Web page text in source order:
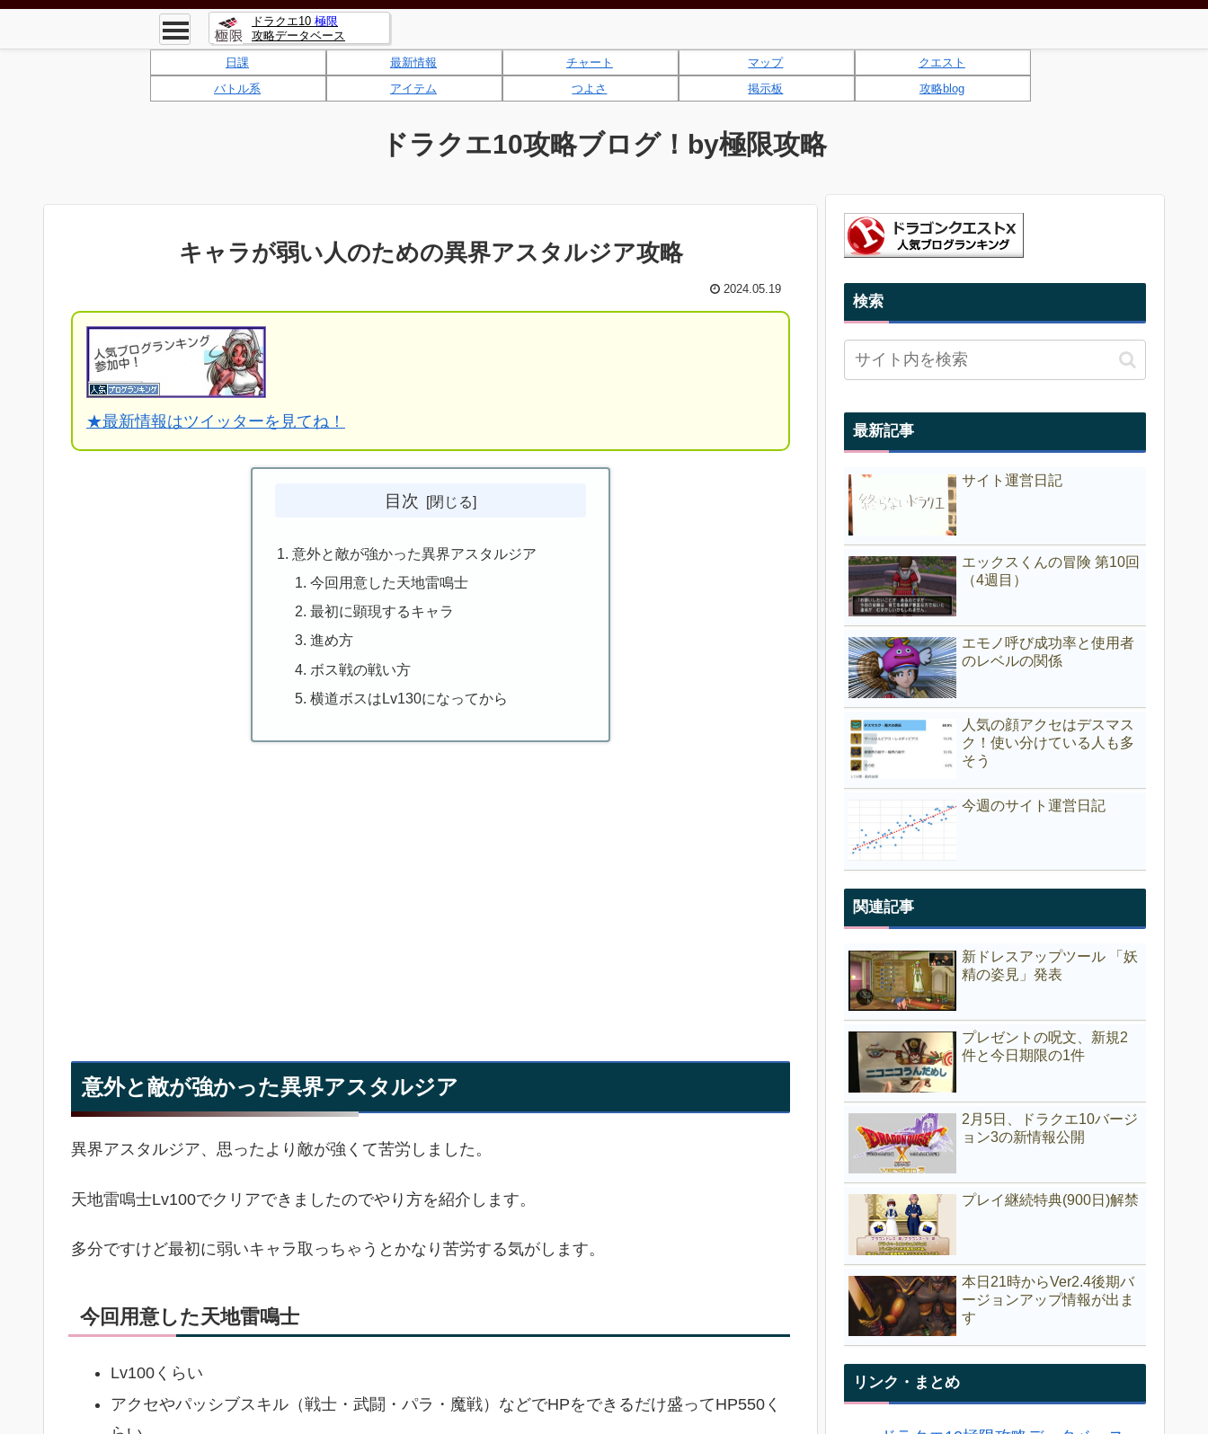
ドラクエ10 極限
攻略データベース
日課
最新情報 チャート マップ
クエスト
バトル系
アイテム つよさ 掲示板 攻略blog
ドラクエ10攻略ブログ！by極限攻略
キャラが弱い人のための異界アスタルジア攻略
2024.05.19
★最新情報はツイッターを見てね！
目次
意外と敵が強かった異界アスタルジア
今回用意した天地雷鳴士
最初に顕現するキャラ
進め方
ボス戦の戦い方
横道ボスはLv130になってから
意外と敵が強かった異界アスタルジア
異界アスタルジア、思ったより敵が強くて苦労しました。
天地雷鳴士Lv100でクリアできましたのでやり方を紹介します。
多分ですけど最初に弱いキャラ取っちゃうとかなり苦労する気がします。
今回用意した天地雷鳴士
Lv100くらい
アクセやパッシブスキル（戦士・武闘・パラ・魔戦）などでHPをできるだけ盛ってHP550く
検索
最新記事
サイト運営日記
エックスくんの冒険 第10回
（4週目）
エモノ呼び成功率と使用者
のレベルの関係
人気の顔アクセはデスマス
ク！使い分けている人も多
そう
今週のサイト運営日記
関連記事
新ドレスアップツール 「妖
精の姿見」発表
プレゼントの呪文、新規2
件と今日期限の1件
2月5日、ドラクエ10バージ
ョン3の新情報公開
プレイ継続特典(900日)解禁
本日21時からVer2.4後期バ
ージョンアップ情報が出ま
す
リンク・まとめ